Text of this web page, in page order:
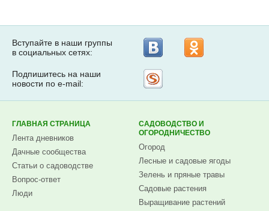
Вступайте в наши группы
в социальных сетях:
Подпишитесь на наши
новости по e-mail:
ГЛАВНАЯ СТРАНИЦА
Лента дневников
Дачные сообщества
Статьи о садоводстве
Вопрос-ответ
Люди
САДОВОДСТВО И
ОГОРОДНИЧЕСТВО
Огород
Лесные и садовые ягоды
Зелень и пряные травы
Садовые растения
Выращивание растений